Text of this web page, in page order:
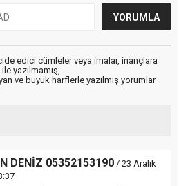
edici cümleler veya imalar, inançlara
yazılmamış,
ve büyük harflerle yazılmış yorumlar
DENİZ 05352153190 / 23 Aralık